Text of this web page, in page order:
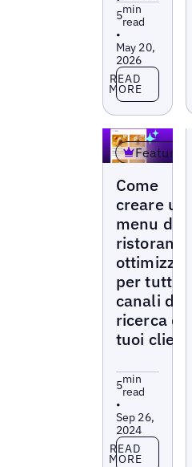
5min
read
•
May 20,
2026
Read more
READ
MORE
Featured
Come
creare un
menu del
ristorante
ottimizzato
per tutti i
canali di
ricerca dei
tuoi clienti
5min
read
•
Sep 26,
2024
Read more
READ
MORE